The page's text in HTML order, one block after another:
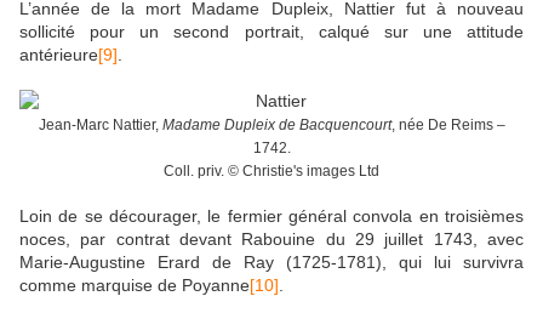
L’année de la mort Madame Dupleix, Nattier fut à nouveau
sollicité pour un second portrait, calqué sur une attitude
antérieure[9]
Jean-Marc Nattier, Madame Dupleix de Bacquencourt, née De Reims –
1742.
Coll. priv. © Christie's images Ltd
Loin de se décourager, le fermier général convola en troisièmes
noces, par contrat devant Rabouine du 29 juillet 1743, avec
Marie-Augustine Erard de Ray (1725-1781), qui lui survivra
comme marquise de Poyanne[10]